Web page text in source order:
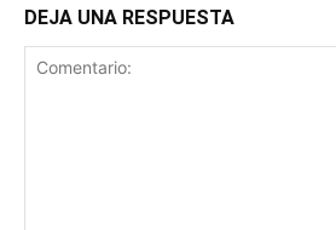
DEJA UNA RESPUESTA